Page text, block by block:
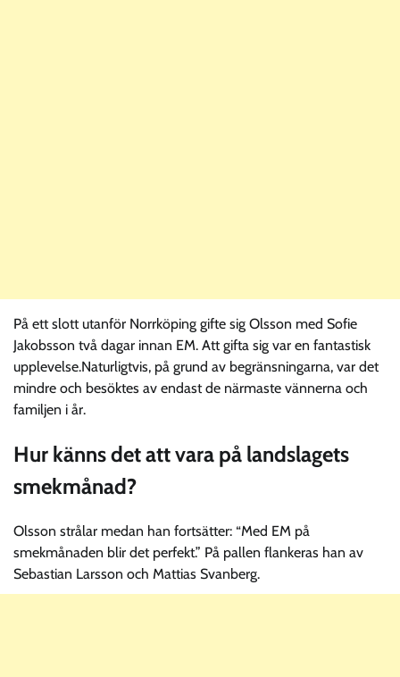
På ett slott utanför Norrköping gifte sig Olsson med Sofie
Jakobsson två dagar innan EM. Att gifta sig var en fantastisk
upplevelse.Naturligtvis, på grund av begränsningarna, var det
mindre och besöktes av endast de närmaste vännerna och
familjen i år.
Hur känns det att vara på landslagets
smekmånad?
Olsson strålar medan han fortsätter: “Med EM på
smekmånaden blir det perfekt.” På pallen flankeras han av
Sebastian Larsson och Mattias Svanberg.